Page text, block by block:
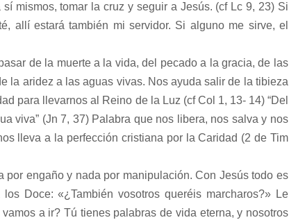
mismos, tomar la cruz y seguir a Jesús. (cf Lc 9, 23) Si
allí estará también mi servidor. Si alguno me sirve, el
de la muerte a la vida, del pecado a la gracia, de las
la aridez a las aguas vivas. Nos ayuda salir de la tibieza
para llevarnos al Reino de la Luz (cf Col 1, 13- 14) “Del
viva” (Jn 7, 37) Palabra que nos libera, nos salva y nos
lleva a la perfección cristiana por la Caridad (2 de Tim
por engaño y nada por manipulación. Con Jesús todo es
Doce: «¿También vosotros queréis marcharos?» Le
a ir? Tú tienes palabras de vida eterna, y nosotros